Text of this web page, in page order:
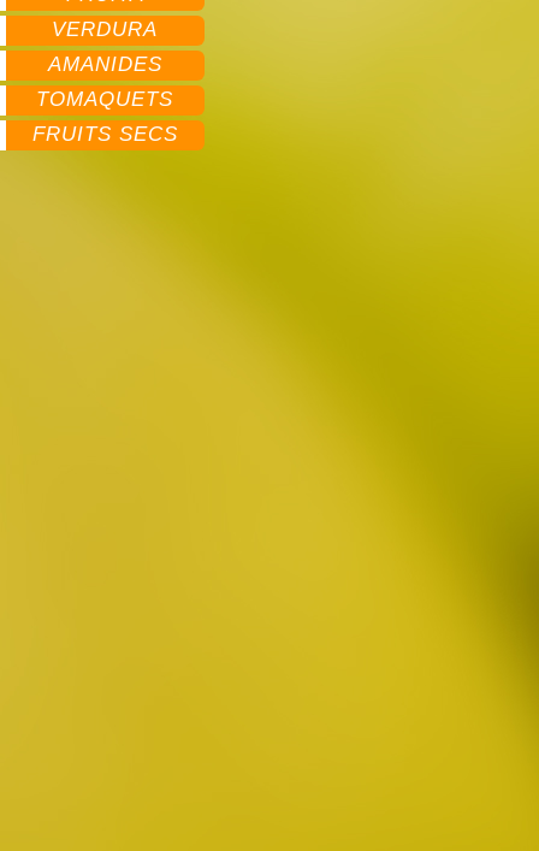
VERDURA
AMANIDES
TOMAQUETS
FRUITS SECS